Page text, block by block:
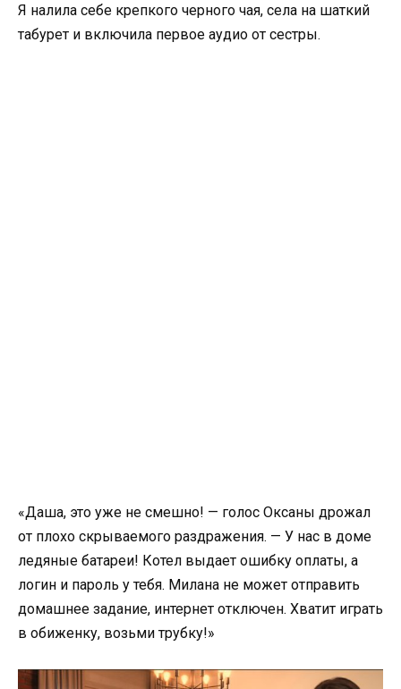
Я налила себе крепкого черного чая, села на шаткий
табурет и включила первое аудио от сестры.
«Даша, это уже не смешно! — голос Оксаны дрожал
от плохо скрываемого раздражения. — У нас в доме
ледяные батареи! Котел выдает ошибку оплаты, а
логин и пароль у тебя. Милана не может отправить
домашнее задание, интернет отключен. Хватит играть
в обиженку, возьми трубку!»